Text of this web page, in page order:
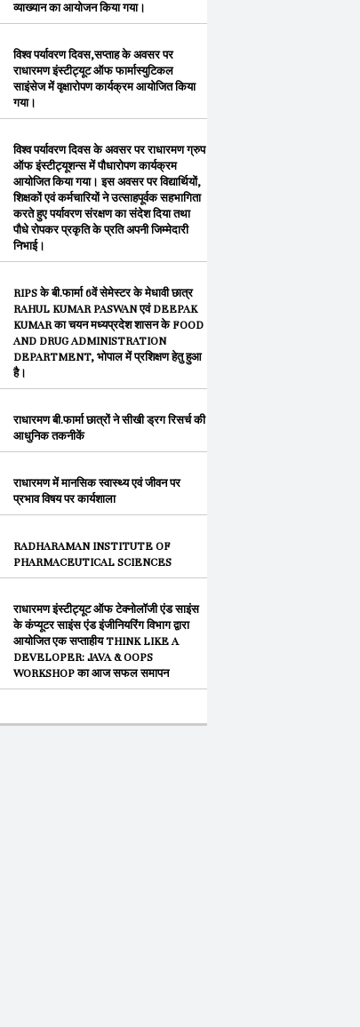
व्याख्यान का आयोजन किया गया।
विश्व पर्यावरण दिवस,सप्ताह के अवसर पर
राधारमण इंस्टीट्यूट ऑफ फार्मास्युटिकल
साइंसेज में वृक्षारोपण कार्यक्रम आयोजित किया
गया।
विश्व पर्यावरण दिवस के अवसर पर राधारमण ग्रुप
ऑफ इंस्टीट्यूशन्स में पौधारोपण कार्यक्रम
आयोजित किया गया। इस अवसर पर विद्यार्थियों,
शिक्षकों एवं कर्मचारियों ने उत्साहपूर्वक सहभागिता
करते हुए पर्यावरण संरक्षण का संदेश दिया तथा
पौधे रोपकर प्रकृति के प्रति अपनी जिम्मेदारी
निभाई।
RIPS के बी.फार्मा 6वें सेमेस्टर के मेधावी छात्र
RAHUL KUMAR PASWAN एवं DEEPAK
KUMAR का चयन मध्यप्रदेश शासन के FOOD
AND DRUG ADMINISTRATION
DEPARTMENT, भोपाल में प्रशिक्षण हेतु हुआ
है।
राधारमण बी.फार्मा छात्रों ने सीखी ड्रग रिसर्च की
आधुनिक तकनीकें
राधारमण में मानसिक स्वास्थ्य एवं जीवन पर
प्रभाव विषय पर कार्यशाला
RADHARAMAN INSTITUTE OF
PHARMACEUTICAL SCIENCES
राधारमण इंस्टीट्यूट ऑफ टेक्नोलॉजी एंड साइंस
के कंप्यूटर साइंस एंड इंजीनियरिंग विभाग द्वारा
आयोजित एक सप्ताहीय THINK LIKE A
DEVELOPER: JAVA & OOPS
WORKSHOP का आज सफल समापन